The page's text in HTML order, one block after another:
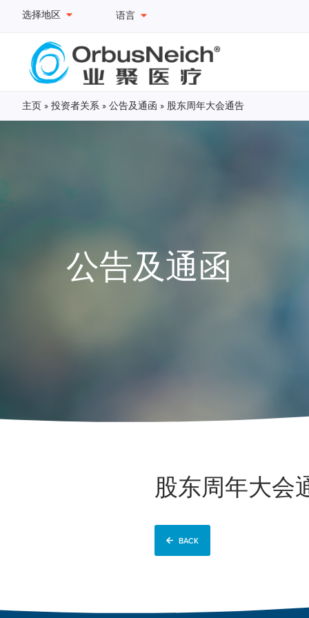
选择地区 语言
主页 » 投资者关系 » 公告及通函 » 股东周年大会通告
公告及通函
股东周年大会
BACK